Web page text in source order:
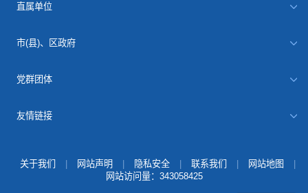
直属单位
市(县)、区政府
党群团体
友情链接
关于我们 网站声明 隐私安全 联系我们 网站地图
网站访问量： 343058425